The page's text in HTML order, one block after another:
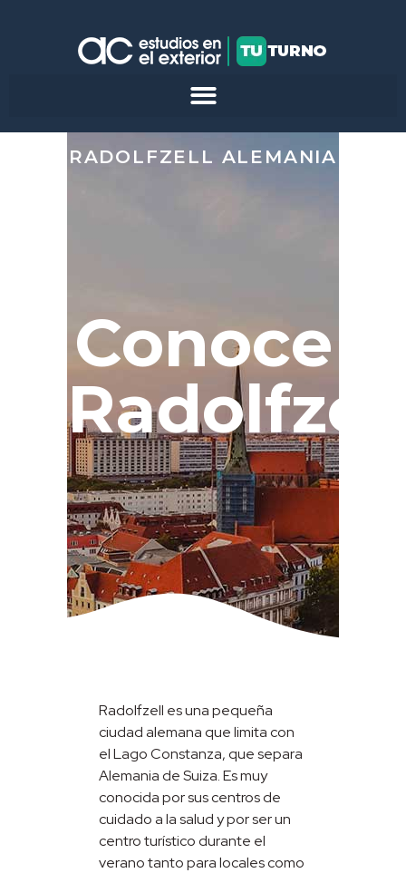
RADOLFZELL ALEMANIA
Conoce
Radolfzell es una pequeña
ciudad alemana que limita con
el Lago Constanza, que separa
Alemania de Suiza. Es muy
conocida por sus centros de
cuidado a la salud y por ser un
centro turístico durante el
verano tanto para locales como